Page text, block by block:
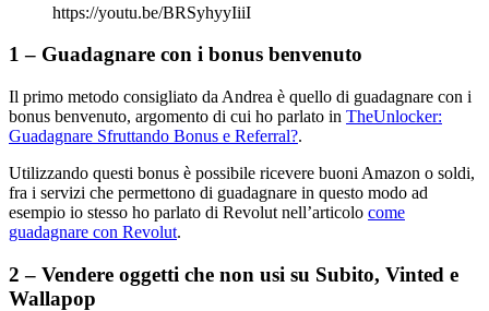
https://youtu.be/BRSyhyyIiiI
1 – Guadagnare con i bonus benvenuto
Il primo metodo consigliato da Andrea è quello di guadagnare con i
bonus benvenuto, argomento di cui ho parlato in TheUnlocker:
Guadagnare Sfruttando Bonus e Referral?.
Utilizzando questi bonus è possibile ricevere buoni Amazon o soldi,
fra i servizi che permettono di guadagnare in questo modo ad
esempio io stesso ho parlato di Revolut nell’articolo come
guadagnare con Revolut.
2 – Vendere oggetti che non usi su Subito, Vinted e
Wallapop